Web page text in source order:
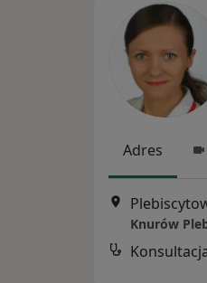
Adres
Knurów